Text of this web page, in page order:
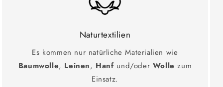
Naturtextilien
Es kommen nur natürliche Materialien wie
Baumwolle, Leinen, Hanfund/oder Wolle zum
Einsatz.